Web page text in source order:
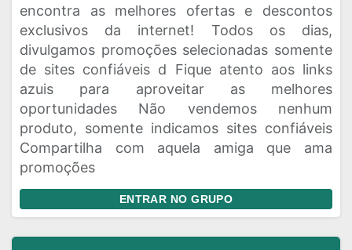
encontra as melhores ofertas e descontos
exclusivos da internet! Todos os dias,
divulgamos promoções selecionadas somente
de sites confiáveis d Fique atento aos links
azuis para aproveitar as melhores
oportunidades Não vendemos nenhum
produto, somente indicamos sites confiáveis
Compartilha com aquela amiga que ama
promoções
ENTRAR NO GRUPO